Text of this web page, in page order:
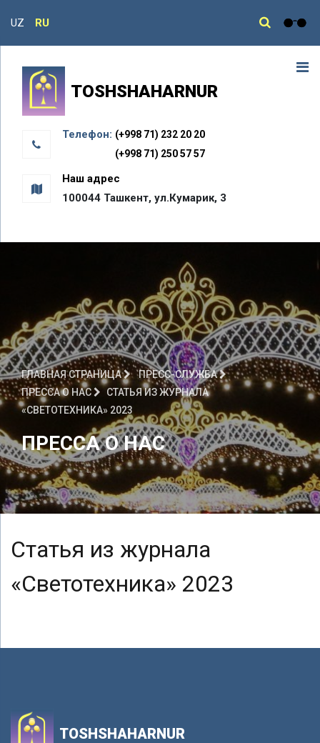
UZ RU
TOSHSHAHARNUR
Телефон: (+998 71) 232 20 20
(+998 71) 250 57 57
Наш адрес
100044 Ташкент, ул.Кумарик, 3
ГЛАВНАЯ СТРАНИЦА
ПРЕСС-СЛУЖБА
ПРЕССА О НАС
СТАТЬЯ ИЗ ЖУРНАЛА
«СВЕТОТЕХНИКА» 2023
ПРЕССА О НАС
Статья из журнала
«Светотехника» 2023
TOSHSHAHARNUR